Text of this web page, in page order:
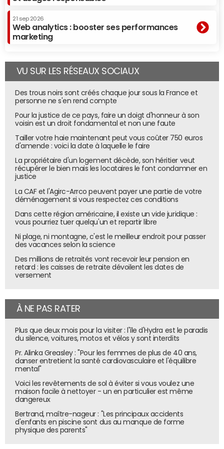
Pire, la lecture du module ne va généralement pas loin.
Ainsi, d'après l'enquête, 7 utilisateurs sur 10 ayant regardé
ce bloc d'AI Overviews au moins 5 secondes ne le lisent
En fait, il semblerait que les internautes prennent surtout
présence d'une marque connue ou d'un site d'autorité,
comme un .gouv ou un .edu. Le site en question est alors
cliqué à 58 % du temps, lorsque cette action est
réalisable. D'après les auteurs de l'étude, les citations ou
mentions de marque doivent ainsi s'afficher rapidement
sur les blocs d'AI overviews pour être visibles et clicables,
lorsque cela est possible. Ils conseillent d'écrire des blocs
de contenus concis, précis et simples, pour avoir
davantage de chance d'apparaitre dans ces sections. Ils
experts dans leur domaine. Ceci afin de s'afficher en haut
d'un bloc d'AI Overviews sur un sujet en lien avec cette
expertise. Et que, même si elle ne renvoie pas à leur site,
leur marque puisse être citée comme mention.
21 sep 2026
Web analytics : booster ses performances
marketing
VU SUR LES RÉSEAUX SOCIAUX
Des trous noirs sont créés chaque jour sous la France et
personne ne s'en rend compte
Pour la justice de ce pays, faire un doigt d'honneur à son
voisin est un droit fondamental et non une faute
Tailler votre haie maintenant peut vous coûter 750 euros
d'amende : voici la date à laquelle le faire
La propriétaire d'un logement décède, son héritier veut
récupérer le bien mais les locataires le font condamner en
justice
La CAF et l'Agirc-Arrco peuvent payer une partie de votre
déménagement si vous respectez ces conditions
Dans cette région américaine, il existe un vide juridique :
vous pourriez tuer quelqu'un et repartir libre
Ni plage, ni montagne, c'est le meilleur endroit pour passer
des vacances selon la science
Des millions de retraités vont recevoir leur pension en
retard : les caisses de retraite dévoilent les dates de
versement
À NE PAS RATER
Plus que deux mois pour la visiter : l'île d'Hydra est le paradis
du silence, voitures, motos et vélos y sont interdits
Pr. Alinka Greasley : "Pour les femmes de plus de 40 ans,
danser entretient la santé cardiovasculaire et l'équilibre
mental"
Voici les revêtements de sol à éviter si vous voulez une
maison facile à nettoyer - un en particulier est même
dangereux
Bertrand, maître-nageur : "Les principaux accidents
d'enfants en piscine sont dus au manque de forme
physique des parents"